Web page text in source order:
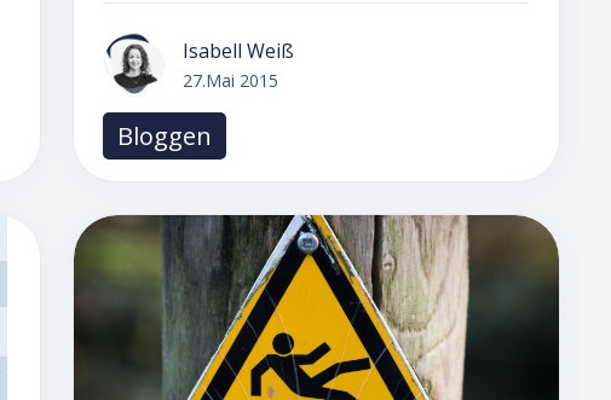
Isabell Weiß
27.Mai 2015
Bloggen